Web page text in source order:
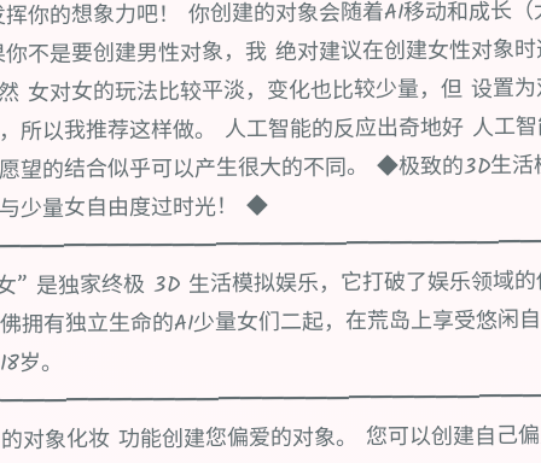
你的想象力吧！ 你创建的对象会随着AI移动和成长
不是要创建男性对象，我 绝对建议在创建女性对象
女对女的玩法比较平淡，变化也比较少量，但 设置
所以我推荐这样做。 人工智能的反应出奇地好 人工
望的结合似乎可以产生很大的不同。 ◆极致的3D生
少量女自由度过时光！ ◆
” 是独家终极 3D 生活模拟娱乐，它打破了娱乐领域
拥有独立生命的AI少量女们二起，在荒岛上享受悠闲
岁。
对象化妆 功能创建您偏爱的对象。 您可以创建自己